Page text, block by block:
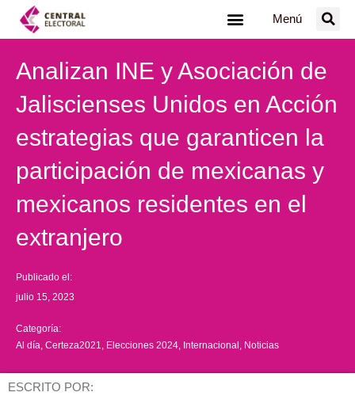
Menú
Analizan INE y Asociación de
Jaliscienses Unidos en Acción
estrategias que garanticen la
participación de mexicanas y
mexicanos residentes en el
extranjero
Publicado el:
julio 15, 2023
Categoría:
Al día Certeza2021 Elecciones 2024 Internacional Noticias
ESCRITO POR: